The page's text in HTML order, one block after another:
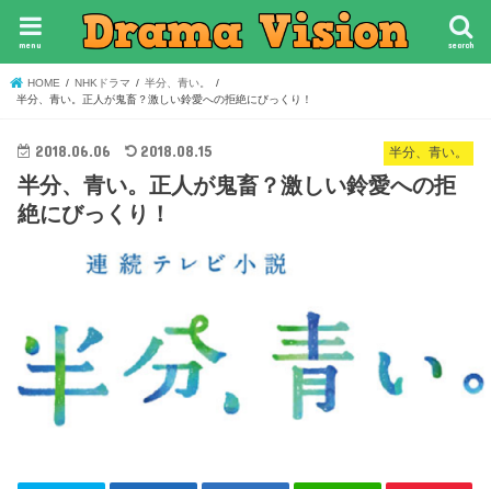
search
menu
HOME NHKドラマ
半分、青い。
半分、青い。正人が鬼畜？激しい鈴愛への拒絶にびっくり！
半分、青い。
2018.06.06 2018.08.15
半分、青い。正人が鬼畜？激しい鈴愛への拒
絶にびっくり！